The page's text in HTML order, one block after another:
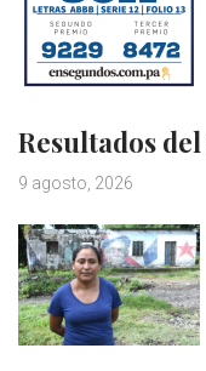
Resultados
9 agosto, 2026